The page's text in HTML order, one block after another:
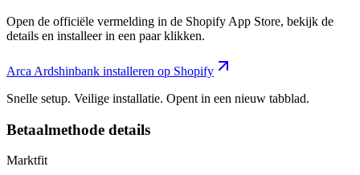
Open de officiële vermelding in de Shopify App Store, bekijk de
details en installeer in een paar klikken.
Arca Ardshinbank installeren op Shopify
Snelle setup. Veilige installatie. Opent in een nieuw tabblad.
Betaalmethode details
Marktfit